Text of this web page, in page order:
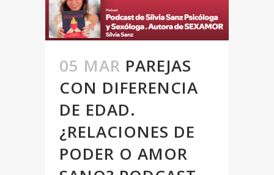
05 MAR PAREJAS
CON DIFERENCIA
DE EDAD.
¿RELACIONES DE
PODER O AMOR